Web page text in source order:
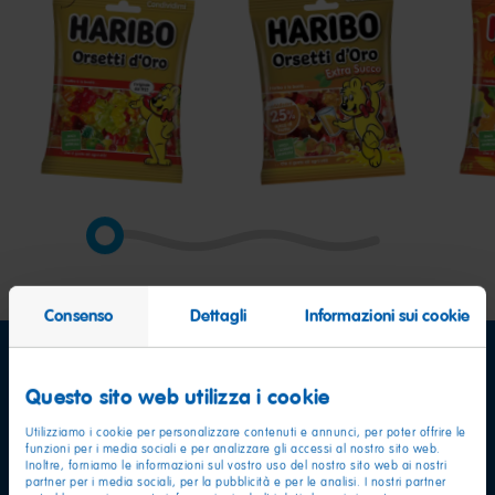
Consenso Dettagli Informazioni sui cookie
Questo sito web utilizza i cookie
Utilizziamo i cookie per personalizzare contenuti e annunci, per poter offrire le
funzioni per i media sociali e per analizzare gli accessi al nostro sito web.
Inoltre, forniamo le informazioni sul vostro uso del nostro sito web ai nostri
partner per i media sociali, per la pubblicità e per le analisi. I nostri partner
Orsetti
d’Oro
Orsetti
d’Oro
Extra
Succo